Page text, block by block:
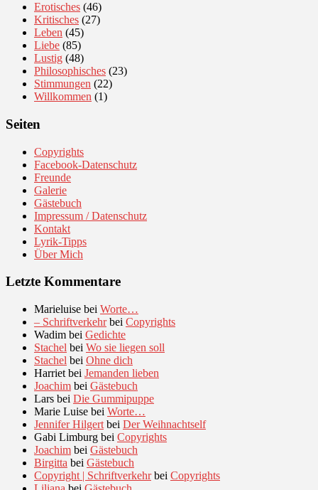
Erotisches (46)
Kritisches (27)
Leben (45)
Liebe (85)
Lustig (48)
Philosophisches (23)
Stimmungen (22)
Willkommen (1)
Seiten
Copyrights
Facebook-Datenschutz
Freunde
Galerie
Gästebuch
Impressum / Datenschutz
Kontakt
Lyrik-Tipps
Über Mich
Letzte Kommentare
Marieluise bei Worte…
– Schriftverkehrbei Copyrights
Wadim bei Gedichte
Stachel bei Wo sie liegen soll
Stachel bei Ohne dich
Harriet bei Jemanden lieben
Joachim bei Gästebuch
Lars bei Die Gummipuppe
Marie Luise bei Worte…
Jennifer Hilgert bei Der Weihnachtself
Gabi Limburg bei Copyrights
Joachim bei Gästebuch
Birgitta bei Gästebuch
Copyright | Schriftverkehrbei Copyrights